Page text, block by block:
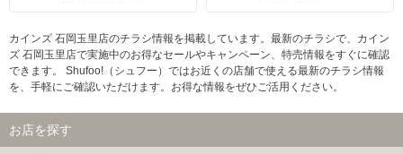
カインズ 石岡玉里店のチラシ情報を掲載しています。最新のチラシで、カイン
ズ 石岡玉里店で実施中のお得なセールやキャンペーン、特売情報をすぐに確認
できます。 Shufoo!（シュフー）ではお近くの店舗で使える最新のチラシ情報
を、手軽にご確認いただけます。お得な情報をぜひご活用ください。
お店を探す